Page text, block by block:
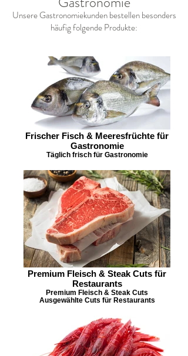
Unsere Gastronomiekunden bestellen besonders
häufig folgende Produkte:
Frischer Fisch & Meeresfrüchte für
Gastronomie
Täglich frisch für Gastronomie
Premium Fleisch & Steak Cuts für
Restaurants
Premium Fleisch & Steak Cuts
Ausgewählte Cuts für Restaurants